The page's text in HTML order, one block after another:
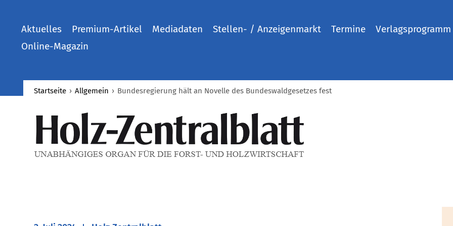
Aktuelles Premium-Artikel Mediadaten Stellen- / Anzeigenmarkt Termine
Verlagsprogramm
Online-Magazin
Startseite › Allgemein › ​Bundesregierung hält an Novelle des Bundeswaldgesetzes fest